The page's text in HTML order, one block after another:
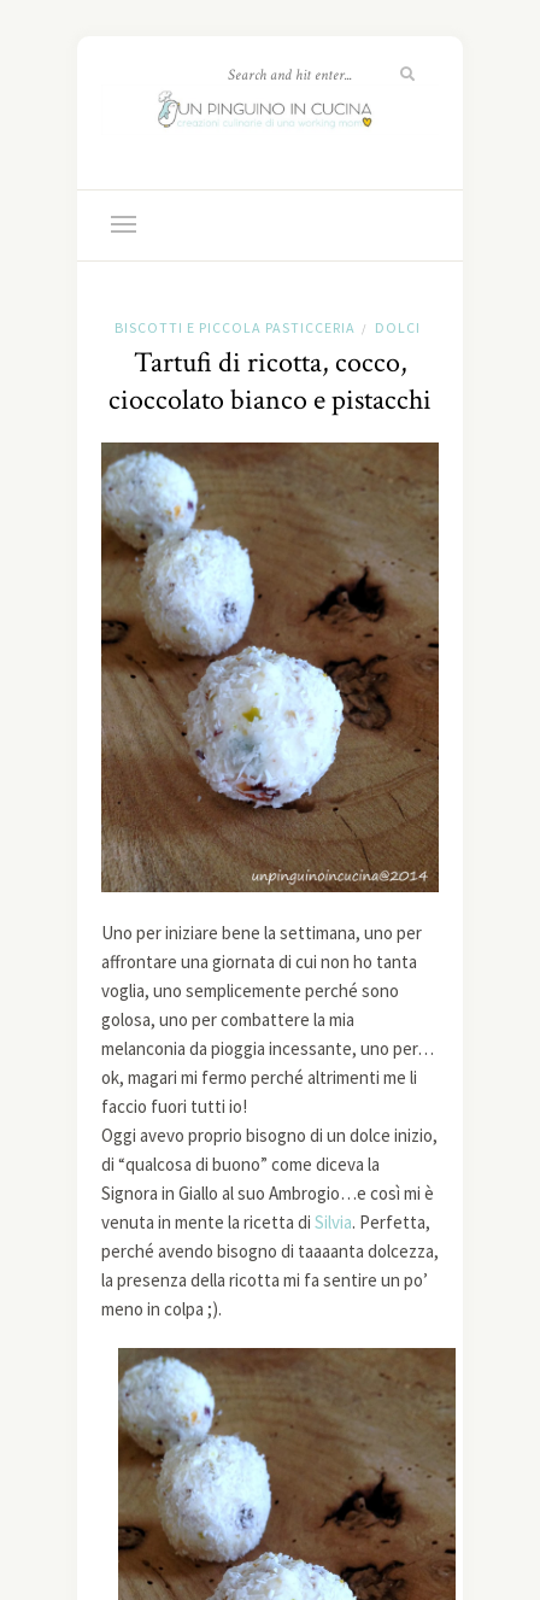
BISCOTTI E PICCOLA PASTICCERIA / DOLCI
Tartufi di ricotta, cocco,
cioccolato bianco e pistacchi
Uno per iniziare bene la settimana, uno per
affrontare una giornata di cui non ho tanta
voglia, uno semplicemente perché sono
golosa, uno per combattere la mia
melanconia da pioggia incessante, uno per…
ok, magari mi fermo perché altrimenti me li
faccio fuori tutti io!
Oggi avevo proprio bisogno di un dolce inizio,
di “qualcosa di buono” come diceva la
Signora in Giallo al suo Ambrogio…e così mi è
venuta in mente la ricetta di Silvia. Perfetta,
perché avendo bisogno di taaaanta dolcezza,
la presenza della ricotta mi fa sentire un po’
meno in colpa ;).